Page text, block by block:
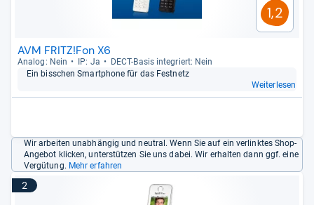
1,2
AVM FRITZ!Fon X6
Ana­log: Nein IP: Ja
DECT-​Basis inte­griert: Nein
Ein biss­chen Smart­phone für das Fest­netz
Weiterlesen
Wir arbeiten unabhängig und neutral. Wenn Sie auf ein verlinktes Shop-
Angebot klicken, unterstützen Sie uns dabei. Wir erhalten dann ggf. eine
Vergütung. Mehr erfahren
2